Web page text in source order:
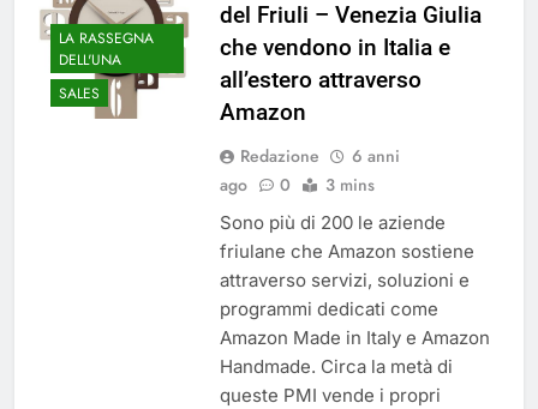
LA RASSEGNA
DELL'UNA
SALES
del Friuli – Venezia Giulia
che vendono in Italia e
all’estero attraverso
Amazon
Redazione
6 anni
ago
0 3 mins
Sono più di 200 le aziende
friulane che Amazon sostiene
attraverso servizi, soluzioni e
programmi dedicati come
Amazon Made in Italy e Amazon
Handmade. Circa la metà di
queste PMI vende i propri